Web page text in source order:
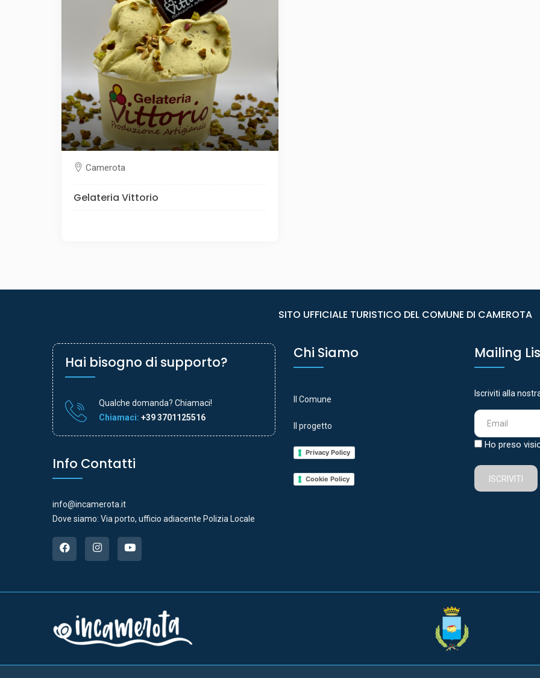
Camerota
Gelateria Vittorio
SITO UFFICIALE TURISTICO DEL COMUNE DI CAMEROTA
Hai bisogno di supporto?
Qualche domanda? Chiamaci!
Chiamaci: +39 3701125516
Info Contatti
info@incamerota.it
Dove siamo: Via porto, ufficio adiacente Polizia Locale
Chi Siamo
Il Comune
Il progetto
Privacy Policy
Cookie Policy
Mailing
Iscriviti alla
Ho preso
ISCRIVITI